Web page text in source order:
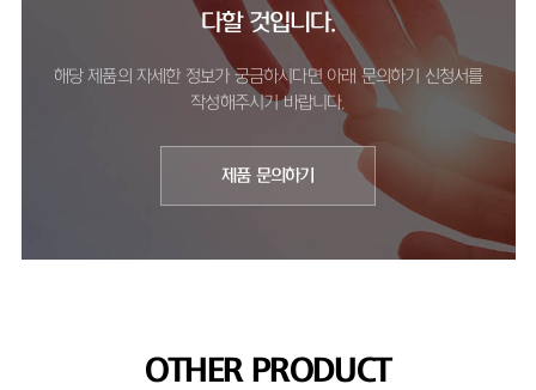
다할 것입니다.
해당 제품의 자세한 정보가 궁금하시다면 아래 문의하기 신청서를
작성해주시기 바랍니다.
제품 문의하기
OTHER PRODUCT